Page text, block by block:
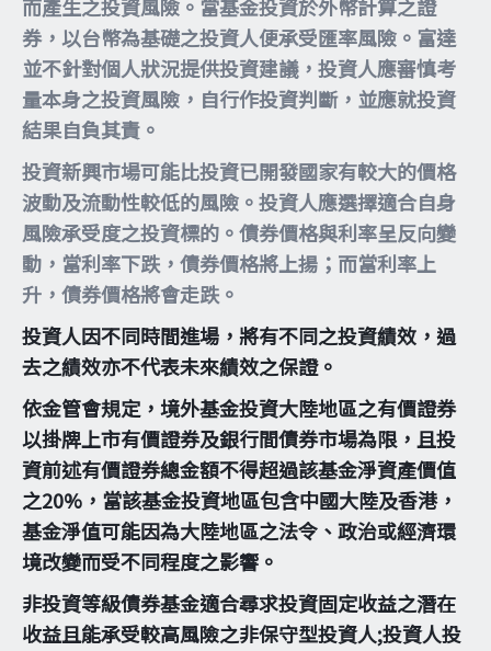
而產生之投資風險。當基金投資於外幣計算之證
券，以台幣為基礎之投資人便承受匯率風險。富達
並不針對個人狀況提供投資建議，投資人應審慎考
量本身之投資風險，自行作投資判斷，並應就投資
結果自負其責。
投資新興市場可能比投資已開發國家有較大的價格
波動及流動性較低的風險。投資人應選擇適合自身
風險承受度之投資標的。債券價格與利率呈反向變
動，當利率下跌，債券價格將上揚；而當利率上
升，債券價格將會走跌。
投資人因不同時間進場，將有不同之投資績效，過
去之績效亦不代表未來績效之保證。
依金管會規定，境外基金投資大陸地區之有價證券
以掛牌上市有價證券及銀行間債券市場為限，且投
資前述有價證券總金額不得超過該基金淨資產價值
之20%，當該基金投資地區包含中國大陸及香港，
基金淨值可能因為大陸地區之法令、政治或經濟環
境改變而受不同程度之影響。
非投資等級債券基金適合尋求投資固定收益之潛在
收益且能承受較高風險之非保守型投資人;投資人投